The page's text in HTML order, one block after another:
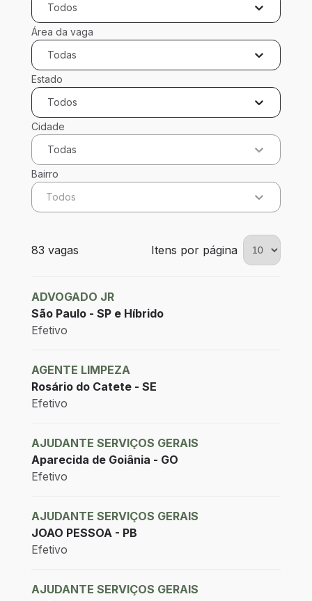
Todos
Área da vaga
Todas
Estado
Todos
Cidade
Todas
Bairro
Todos
83 vagas encontradas para 0 filtros aplicados
83 vagas Itens por página
ADVOGADO JR
São Paulo - SP e Híbrido
Efetivo
AGENTE LIMPEZA
Rosário do Catete - SE
Efetivo
AJUDANTE SERVIÇOS GERAIS
Aparecida de Goiânia - GO
Efetivo
AJUDANTE SERVIÇOS GERAIS
JOAO PESSOA - PB
Efetivo
AJUDANTE SERVIÇOS GERAIS